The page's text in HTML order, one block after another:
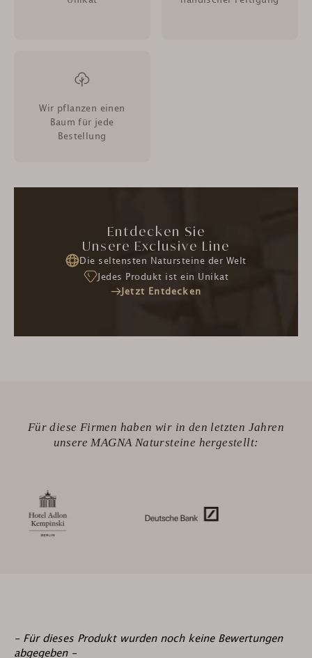
Wir pflanzen einen
Baum für jede
Bestellung
Entdecken Sie
Unsere Exclusive Line
Die seltensten Natursteine der Welt
Jedes Produkt ist ein Unikat
Jetzt Entdecken
Für diese Firmen haben wir in den letzten Jahren
unsere MAGNA Natursteine hergestellt:
- Für dieses Produkt wurden noch keine Bewertungen
abgegeben -
New content loaded